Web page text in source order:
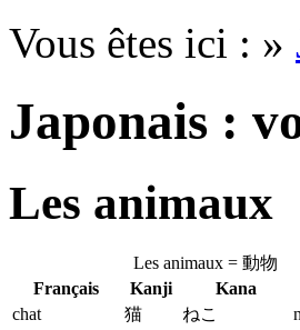
Vous êtes ici : »
Japonais :
Les animaux
Les animaux = 動物
Français
Kanji Kana
chat
猫 ねこ